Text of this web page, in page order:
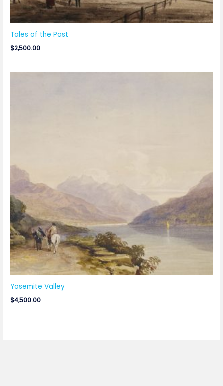
Tales of the Past
$2,500.00
Yosemite Valley
$4,500.00